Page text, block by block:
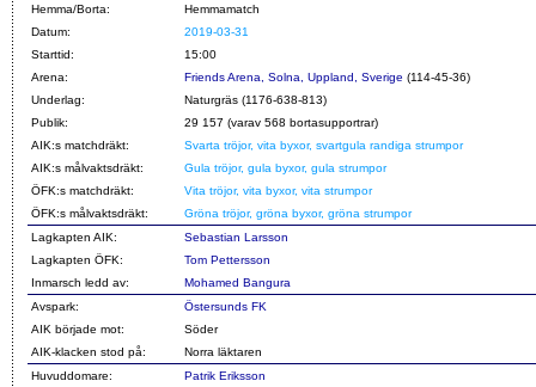
Hemma/Borta:
Hemmamatch
Datum:
2019-03-31
Starttid:
15:00
Arena:
Friends Arena, Solna, Uppland, Sverige (114-45-36)
Underlag:
Naturgräs (1176-638-813)
Publik:
29 157 (varav 568 bortasupportrar)
AIK:s matchdräkt:
Svarta tröjor, vita byxor, svartgula randiga strumpor
AIK:s målvaktsdräkt:
Gula tröjor, gula byxor, gula strumpor
ÖFK:s matchdräkt:
Vita tröjor, vita byxor, vita strumpor
ÖFK:s målvaktsdräkt:
Gröna tröjor, gröna byxor, gröna strumpor
Lagkapten AIK:
Sebastian Larsson
Lagkapten ÖFK:
Tom Pettersson
Inmarsch ledd av:
Mohamed Bangura
Avspark:
Östersunds FK
AIK började mot:
Söder
AIK-klacken stod på:
Norra läktaren
Huvuddomare:
Patrik Eriksson